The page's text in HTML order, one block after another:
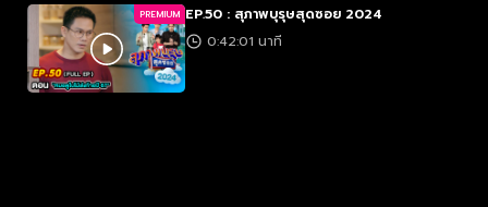
PREMIUM EP.50 : สุภาพบุรุษสุดซอย 2024
0:42:01 นาที